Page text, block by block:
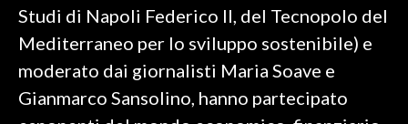
3 MINUTI CON
INSULARITÀ
INFO AZIENDE
Studi di Napoli Federico II, del Tecnopolo del
Mediterraneo per lo sviluppo sostenibile) e
moderato dai giornalisti Maria Soave e
Gianmarco Sansolino, hanno partecipato